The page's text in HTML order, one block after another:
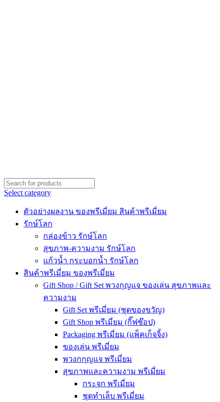
Select category
ตัวอย่างผลงาน ของพรีเมี่ยม สินค้าพรีเมี่ยม
รักษ์โลก
กล่องข้าว รักษ์โลก
สุขภาพ-ความงาม รักษ์โลก
แก้วน้ำ กระบอกน้ำ รักษ์โลก
สินค้าพรีเมี่ยม ของพรีเมี่ยม
Gift Shop / Gift Set พวงกุญแจ ของเล่น สุขภาพและ
ความงาม
Gift Set พรีเมี่ยม (ชุดของขวัญ)
Gift Shop พรีเมี่ยม (กิ๊ฟช๊อป)
Packaging พรีเมี่ยม (แพ็คเก็จจิ้ง)
ของเล่น พรีเมี่ยม
พวงกกุญแจ พรีเมี่ยม
สุขภาพและความงาม พรีเมี่ยม
กระจก พรีเมี่ยม
ชุดทำเล็บ พรีเมี่ยม